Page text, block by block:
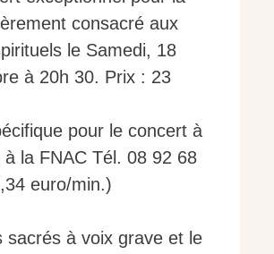
consacré aux
le Samedi, 18
à 20h 30. Prix : 23
pour le concert à
à la FNAC Tél. 08 92 68
euro/min.)
sacrés à voix grave et le